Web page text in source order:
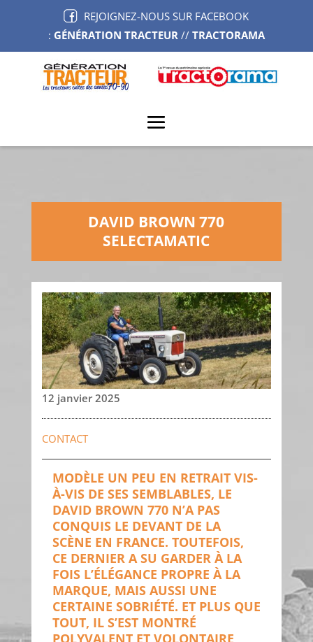
REJOIGNEZ-NOUS SUR FACEBOOK
: GÉNÉRATION TRACTEUR// TRACTORAMA
DAVID BROWN 770
SELECTAMATIC
12 janvier 2025
CONTACT
MODÈLE UN PEU EN RETRAIT VIS-
À-VIS DE SES SEMBLABLES, LE
DAVID BROWN 770 N’A PAS
CONQUIS LE DEVANT DE LA
SCÈNE EN FRANCE. TOUTEFOIS,
CE DERNIER A SU GARDER À LA
FOIS L’ÉLÉGANCE PROPRE À LA
MARQUE, MAIS AUSSI UNE
CERTAINE SOBRIÉTÉ. ET PLUS QUE
TOUT, IL S’EST MONTRÉ
POLYVALENT ET VOLONTAIRE